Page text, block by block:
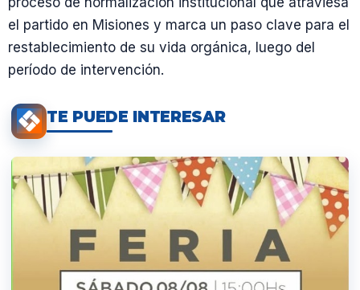
el partido en Misiones y marca un paso clave para el
restablecimiento de su vida orgánica, luego del
período de intervención.
TE PUEDE INTERESAR